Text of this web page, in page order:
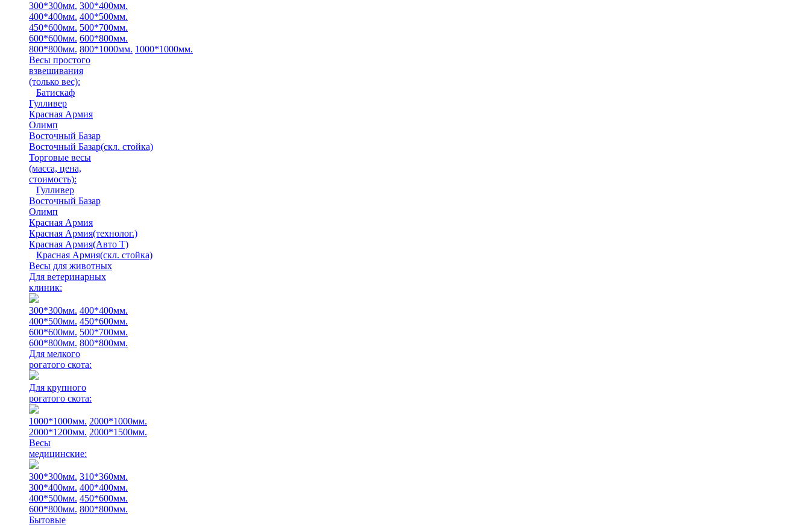
300*300мм. 300*400мм.
400*400мм. 400*500мм.
450*600мм. 500*700мм.
600*600мм. 600*800мм.
800*800мм. 800*1000мм. 1000*1000мм.
Весы простого
взвешивания
(только вес):
Батискаф
Гулливер
Красная Армия
Олимп
Восточный Базар
Восточный Базар(скл. стойка)
Торговые весы
(масса, цена,
стоимость):
Гулливер
Восточный Базар
Олимп
Красная Армия
Красная Армия(технолог.)
Красная Армия(Авто Т)
Красная Армия(скл. стойка)
Весы для животных
Для ветеринарных
клиник:
300*300мм. 400*400мм.
400*500мм. 450*600мм.
600*600мм. 500*700мм.
600*800мм. 800*800мм.
Для мелкого
рогатого скота:
Для крупного
рогатого скота:
1000*1000мм. 2000*1000мм.
2000*1200мм. 2000*1500мм.
Весы
медицинские:
300*300мм. 310*360мм.
300*400мм. 400*400мм.
400*500мм. 450*600мм.
600*800мм. 800*800мм.
Бытовые